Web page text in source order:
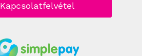
Kapcsolatfelvétel